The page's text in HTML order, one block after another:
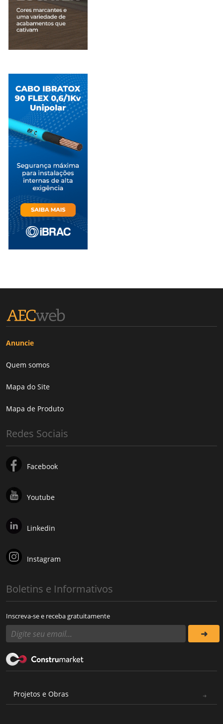
Anuncie
Quem somos
Mapa do Site
Mapa de Produto
Redes Sociais
Facebook
Youtube
Linkedin
Instagram
Boletins e Informativos
Inscreva-se e receba gratuitamente
Projetos e Obras